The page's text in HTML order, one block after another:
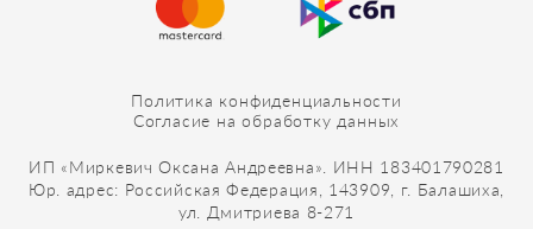
Политика конфиденциальности
Согласие на обработку данных
ИП «Миркевич Оксана Андреевна». ИНН 183401790281
Юр. адрес: Российская Федерация, 143909, г. Балашиха,
ул. Дмитриева 8-271